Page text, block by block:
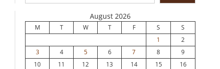
August 2026
M T W T F S
S
1
2
3
4 5 6 7 8
9
10
11 12 13 14 15
16